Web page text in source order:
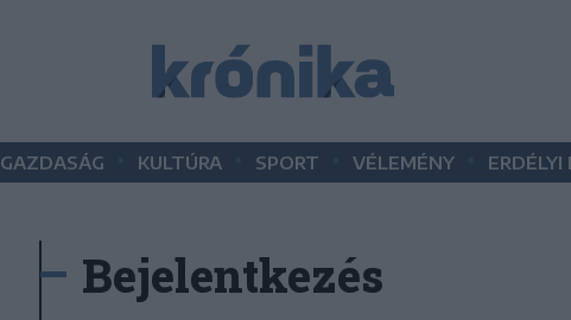
GAZDASÁG KULTÚRA SPORT VÉLEMÉNY ERDÉLYI
Bejelentkezés